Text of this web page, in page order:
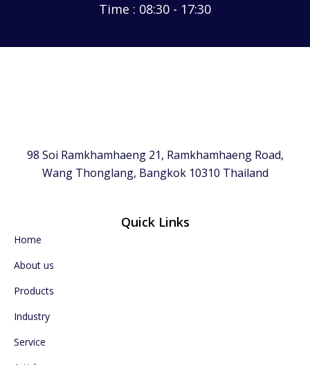
Time : 08:30 - 17:30
98 Soi Ramkhamhaeng 21, Ramkhamhaeng Road,
Wang Thonglang, Bangkok 10310 Thailand
Quick Links
Home
About us
Products
Industry
Service